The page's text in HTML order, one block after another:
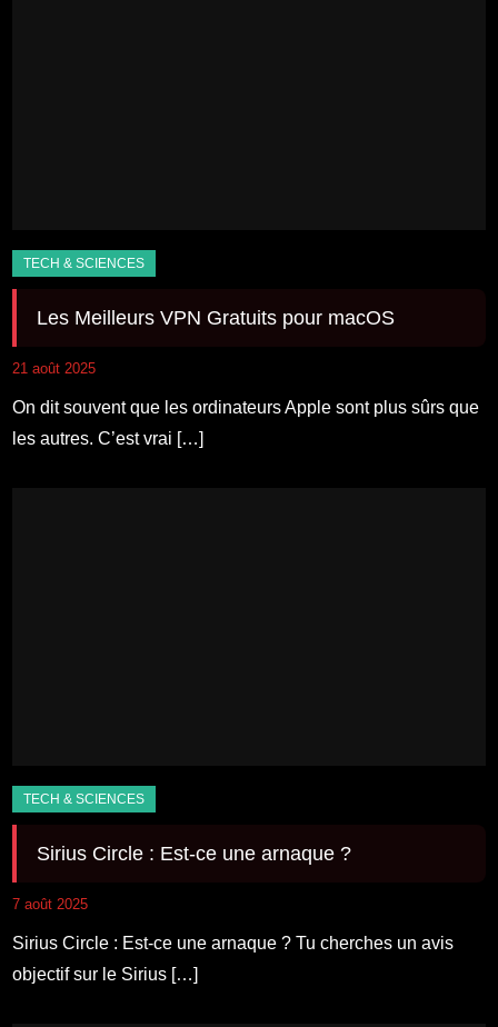
Les Meilleurs VPN Gratuits pour macOS
21 août 2025
On dit souvent que les ordinateurs Apple sont plus sûrs que
les autres. C’est vrai […]
Sirius Circle : Est-ce une arnaque ?
7 août 2025
Sirius Circle : Est-ce une arnaque ? Tu cherches un avis
objectif sur le Sirius […]